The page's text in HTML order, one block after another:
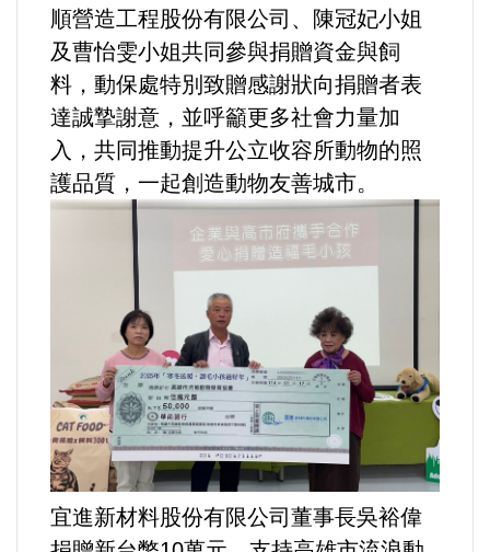
命理/信仰/宗教/宮廟/教會
演講/發表會/論壇/研討會
內政/社會/福利/弱勢/慈善
國際/全球
正能量
餐飲美食
順營造工程股份有限公司、陳冠妃小姐
及曹怡雯小姐共同參與捐贈資金與飼
料，動保處特別致贈感謝狀向捐贈者表
達誠摯謝意，並呼籲更多社會力量加
入，共同推動提升公立收容所動物的照
護品質，一起創造動物友善城市。
宜進新材料股份有限公司董事長吳裕偉